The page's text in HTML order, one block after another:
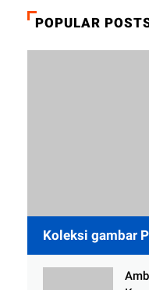
POPULAR
Koleksi gambar